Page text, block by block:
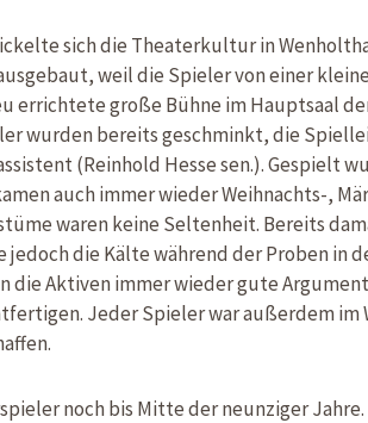
sich die Theaterkultur in
weil die Spieler von einer
errichtete große Bühne im Hauptsaal
wurden bereits geschminkt, die
(Reinhold Hesse sen.). Gespielt
auch immer wieder Weihnachts-,
waren keine Seltenheit. Bereits
jedoch die Kälte während der Proben in
die Aktiven immer wieder gute
Jeder Spieler war außerdem
noch bis Mitte der neunziger